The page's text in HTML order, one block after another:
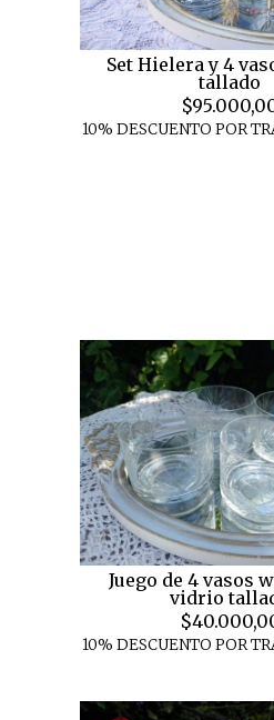
Set Hielera y 4
tallado
10% DESCUENTO POR
Juego de 4 vasos
vidrio
10% DESCUENTO POR